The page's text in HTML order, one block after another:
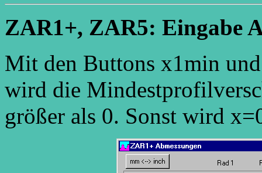
ZAR1+, ZAR5: Eingabe
Mit den Buttons x1min
wird die
größer als 0. Sonst wird